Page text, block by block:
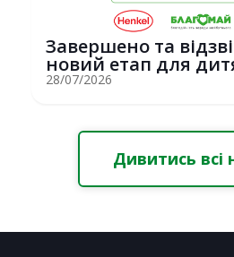
Завершено та
новий етап для
вітрильного спор...
28/07/2026
Дивитись всі